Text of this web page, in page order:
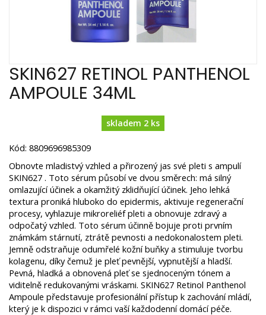
SKIN627 RETINOL PANTHENOL
AMPOULE 34ML
skladem 2 ks
Kód: 8809696985309
Obnovte mladistvý vzhled a přirozený jas své pleti s ampulí
SKIN627 . Toto sérum působí ve dvou směrech: má silný
omlazující účinek a okamžitý zklidňující účinek. Jeho lehká
textura proniká hluboko do epidermis, aktivuje regenerační
procesy, vyhlazuje mikroreliéf pleti a obnovuje zdravý a
odpočatý vzhled. Toto sérum účinně bojuje proti prvním
známkám stárnutí, ztrátě pevnosti a nedokonalostem pleti.
Jemně odstraňuje odumřelé kožní buňky a stimuluje tvorbu
kolagenu, díky čemuž je pleť pevnější, vypnutější a hladší.
Pevná, hladká a obnovená pleť se sjednoceným tónem a
viditelně redukovanými vráskami. SKIN627 Retinol Panthenol
Ampoule představuje profesionální přístup k zachování mládí,
který je k dispozici v rámci vaší každodenní domácí péče.